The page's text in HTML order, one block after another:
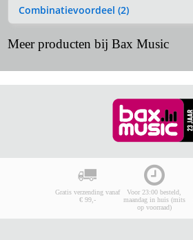
Combinatievoordeel (2)
Meer producten bij Bax Music
Gratis verzending vanaf
€ 99,-
Voor 23:00 besteld,
maandag in huis (mits
op voorraad)